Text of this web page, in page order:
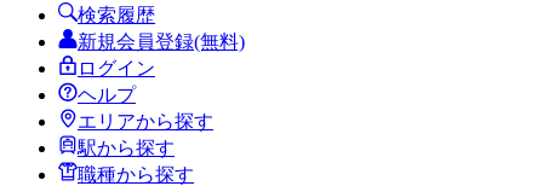
検索履歴
新規会員登録(無料)
ログイン
ヘルプ
エリアから探す
駅から探す
職種から探す